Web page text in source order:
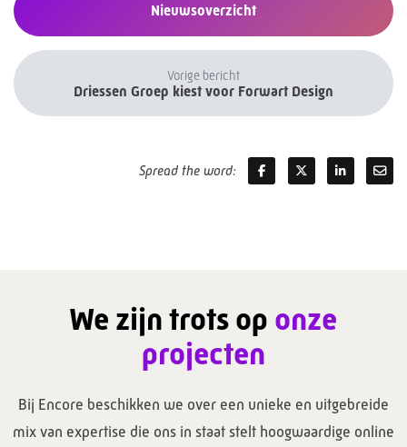
Nieuwsoverzicht
Vorige bericht
Driessen Groep kiest voor Forwart Design
Spread the word:
We zijn trots op onze
projecten
Bij Encore beschikken we over een unieke en uitgebreide
mix van expertise die ons in staat stelt hoogwaardige online